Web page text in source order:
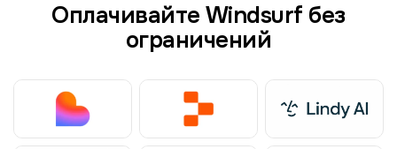
Оплачивайте Windsurf без
ограничений